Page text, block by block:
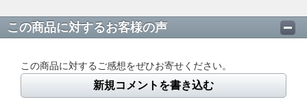
この商品に対するお客様の声
この商品に対するご感想をぜひお寄せください。
新規コメントを書き込む